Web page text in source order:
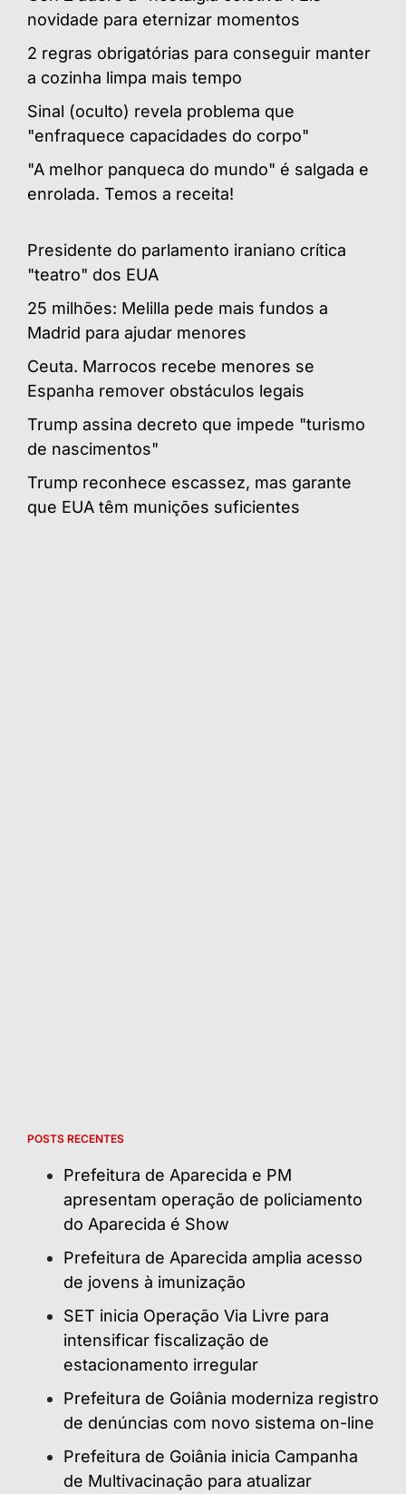
novidade para eternizar momentos
2 regras obrigatórias para conseguir manter
a cozinha limpa mais tempo
Sinal (oculto) revela problema que
"enfraquece capacidades do corpo"
"A melhor panqueca do mundo" é salgada e
enrolada. Temos a receita!
Presidente do parlamento iraniano crítica
"teatro" dos EUA
25 milhões: Melilla pede mais fundos a
Madrid para ajudar menores
Ceuta. Marrocos recebe menores se
Espanha remover obstáculos legais
Trump assina decreto que impede "turismo
de nascimentos"
Trump reconhece escassez, mas garante
que EUA têm munições suficientes
POSTS RECENTES
Prefeitura de Aparecida e PM
apresentam operação de policiamento
do Aparecida é Show
Prefeitura de Aparecida amplia acesso
de jovens à imunização
SET inicia Operação Via Livre para
intensificar fiscalização de
estacionamento irregular
Prefeitura de Goiânia moderniza registro
de denúncias com novo sistema on-line
Prefeitura de Goiânia inicia Campanha
de Multivacinação para atualizar